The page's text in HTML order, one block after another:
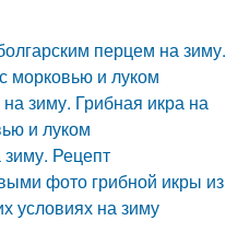
перцем на зиму.
морковью и луком
зиму. Грибная икра на
и луком
Рецепт
фото грибной икры из
условиях на зиму